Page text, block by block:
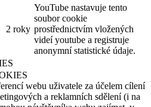
2 roky
YouTube nastavuje tento
soubor cookie
prostřednictvím vložených
videí youtube a registruje
anonymní statistické údaje.
webu uživatele za účelem cílení
a reklamních sdělení (i na